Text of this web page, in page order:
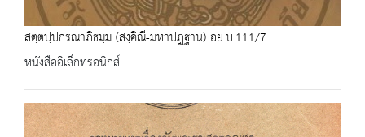
สตฺตปฺปกรณาภิธมฺม (สงฺคิณี-มหาปฎฐาน) อย.บ.111/7
หนังสืออิเล็กทรอนิกส์